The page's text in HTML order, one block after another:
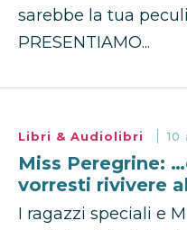
sarebbe la tua
PRESENTIAMO...
Libri & Audiolibri 10
Miss Peregrine:
vorresti rivivere
I ragazzi speciali e